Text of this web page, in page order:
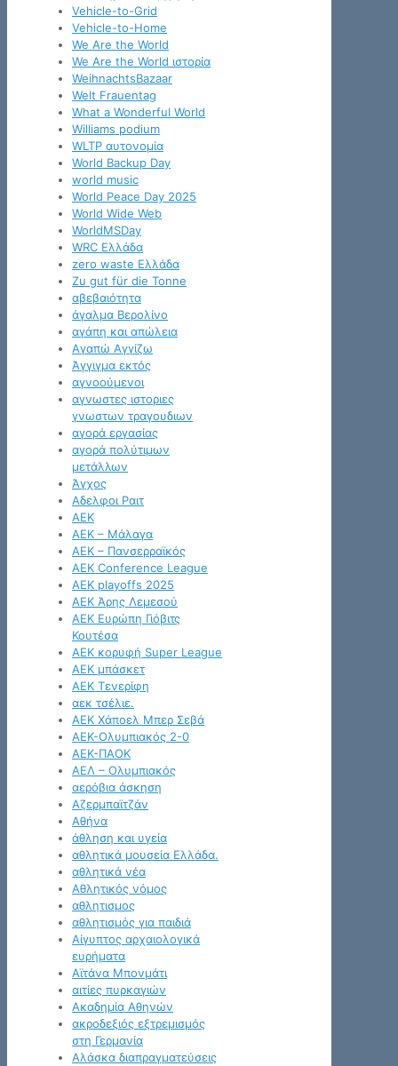
Vehicle-to-Grid
Vehicle-to-Home
We Are the World
We Are the World ιστορία
WeihnachtsBazaar
Welt Frauentag
What a Wonderful World
Williams podium
WLTP αυτονομία
World Backup Day
world music
World Peace Day 2025
World Wide Web
WorldMSDay
WRC Ελλάδα
zero waste Ελλάδα
Zu gut für die Tonne
αβεβαιότητα
άγαλμα Βερολίνο
αγάπη και απώλεια
Αγαπώ Αγγίζω
Άγγιγμα εκτός
αγνοούμενοι
αγνωστες ιστοριες
γνωστων τραγουδιων
αγορά εργασίας
αγορά πολύτιμων
μετάλλων
Άγχος
Αδελφοι Ραιτ
ΑΕΚ
ΑΕΚ – Μάλαγα
ΑΕΚ – Πανσερραϊκός
ΑΕΚ Conference League
ΑΕΚ playoffs 2025
ΑΕΚ Άρης Λεμεσού
ΑΕΚ Ευρώπη Γιόβιτς
Κουτέσα
ΑΕΚ κορυφή Super League
ΑΕΚ μπάσκετ
ΑΕΚ Τενερίφη
αεκ τσέλιε.
ΑΕΚ Χάποελ Μπερ Σεβά
ΑΕΚ-Ολυμπιακός 2-0
ΑΕΚ-ΠΑΟΚ
ΑΕΛ – Ολυμπιακός
αερόβια άσκηση
Αζερμπαϊτζάν
Αθήνα
άθληση και υγεία
αθλητικά μουσεία Ελλάδα.
αθλητικά νέα
Αθλητικός νόμος
αθλητισμος
αθλητισμός για παιδιά
Αίγυπτος αρχαιολογικά
ευρήματα
Αϊτάνα Μπονμάτι
αιτίες πυρκαγιών
Ακαδημία Αθηνών
ακροδεξιός εξτρεμισμός
στη Γερμανία
Αλάσκα διαπραγματεύσεις